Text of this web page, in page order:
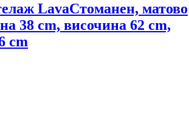
LavaСтоманен, матово
38 cm, височина 62 cm,
cm